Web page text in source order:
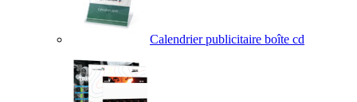
Calendrier publicitaire boîte cd